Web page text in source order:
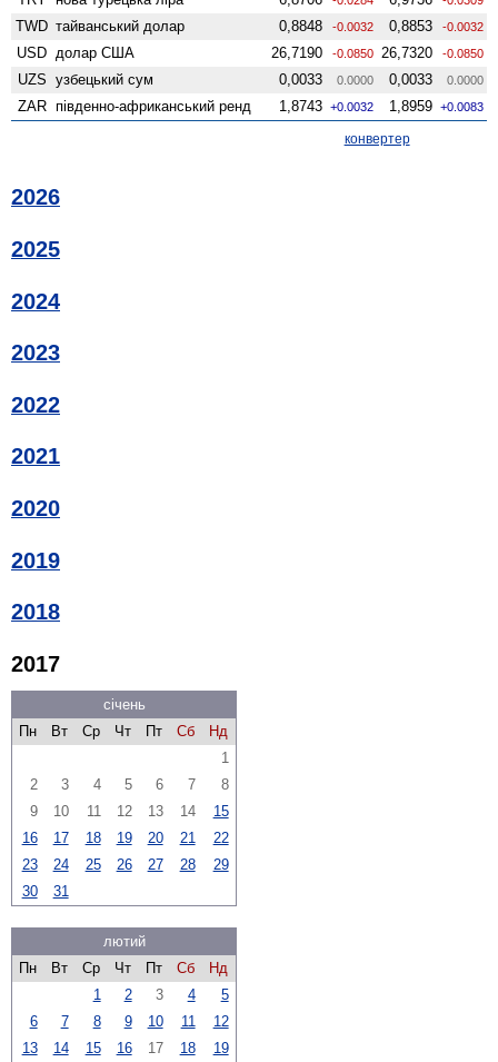
TWD тайванський долар 0,8848 -0.0032 0,8853 -0.0032
USD долар США 26,7190 -0.0850 26,7320 -0.0850
UZS узбецький сум 0,0033 0.0000 0,0033 0.0000
ZAR південно-африканський ренд 1,8743 +0.0032 1,8959 +0.0083
конвертер
2026
2025
2024
2023
2022
2021
2020
2019
2018
2017
січень
Пн
Вт Ср Чт Пт Сб
Нд
1
2
3 4 5 6 7
8
9
10 11 12 13 14
15
16
17 18 19 20 21
22
23
24 25 26 27 28
29
30
31
лютий
Пн
Вт Ср Чт Пт Сб
Нд
1
2 3 4
5
6
7 8 9 10 11
12
13
14 15 16 17 18
19